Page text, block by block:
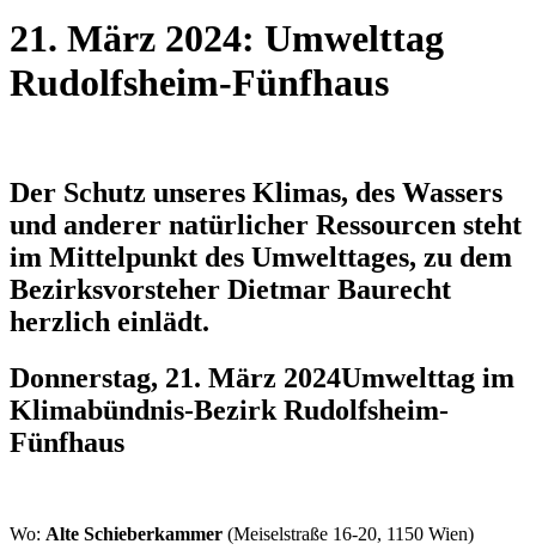
21. März 2024: Umwelttag
Rudolfsheim-Fünfhaus
Der Schutz unseres Klimas, des Wassers
und anderer natürlicher Ressourcen steht
im Mittelpunkt des Umwelttages, zu dem
Bezirksvorsteher Dietmar Baurecht
herzlich einlädt.
Donnerstag, 21. März 2024Umwelttag im
Klimabündnis-Bezirk Rudolfsheim-
Fünfhaus
Wo: Alte Schieberkammer (Meiselstraße 16-20, 1150 Wien)